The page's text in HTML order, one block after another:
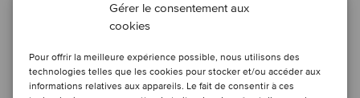
Gérer le consentement aux
cookies
Pour offrir la meilleure expérience possible, nous utilisons des
technologies telles que les cookies pour stocker et/ou accéder aux
informations relatives aux appareils. Le fait de consentir à ces